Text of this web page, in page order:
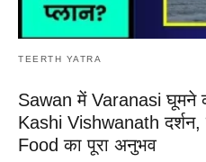
TEERTH YATRA
Sawan में Varanasi घूमने
Kashi Vishwanath
Food का पूरा अनुभव